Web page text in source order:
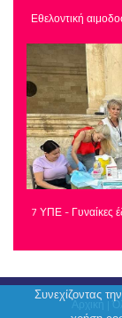
Εθελοντική
7 ΥΠΕ - Γυναίκες
Αρχική |
Συνεχίζοντας